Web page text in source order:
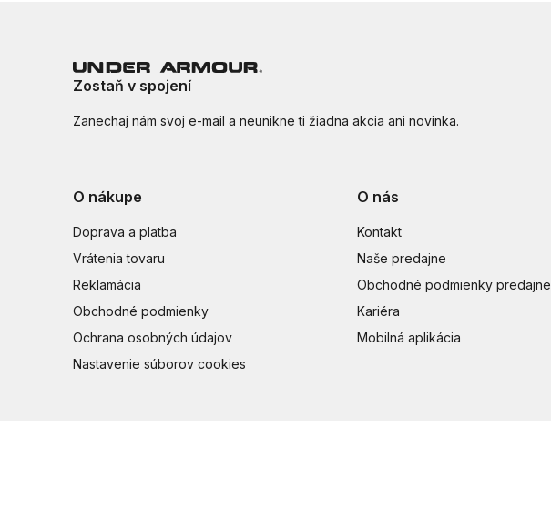
Zostaň v spojení
Zanechaj nám svoj e-mail a neunikne ti žiadna akcia ani novinka.
O nákupe
Doprava a platba
Vrátenia tovaru
Reklamácia
Obchodné podmienky
Ochrana osobných údajov
Nastavenie súborov cookies
O nás
Kontakt
Naše predajne
Obchodné podmienky predajne
Kariéra
Mobilná aplikácia